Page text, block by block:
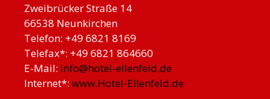
Zweibrücker Straße 14
66538 Neunkirchen
Telefon: +49 6821 8169
Telefax*: +49 6821 864660
E-Mail: info@hotel-ellenfeld.de
Internet*: www.Hotel-Ellenfeld.de